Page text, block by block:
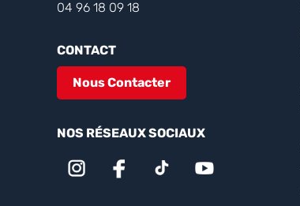
04 96 18 09 18
CONTACT
Nous Contacter
NOS RÉSEAUX SOCIAUX